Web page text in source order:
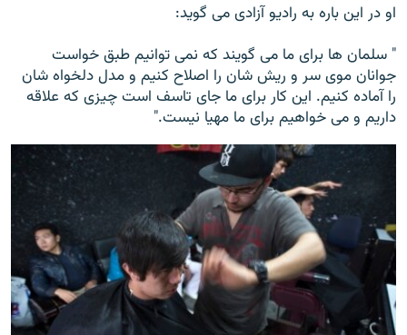
او در این باره به رادیو آزادی می گوید:
" سلمان ها برای ما می گویند که نمی توانیم طبق خواست
جوانان موی سر و ریش شان را اصلاح کنیم و مدل دلخواه شان
را آماده کنیم. این کار برای ما جای تاسف است چیزی که علاقه
داریم و می خواهیم برای ما مهیا نیست."